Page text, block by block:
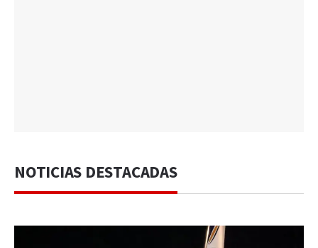
NOTICIAS DESTACADAS